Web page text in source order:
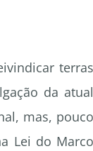
terras
da atual
mas, pouco
Lei do Marco